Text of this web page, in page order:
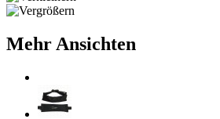
Mehr Ansichten